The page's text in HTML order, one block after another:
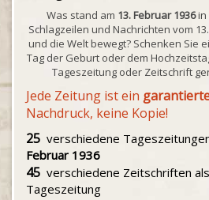
Was stand am 13. Februar 1936in
Schlagzeilen und Nachrichten vom
und die Welt bewegt? Schenken Sie
Tag der Geburt oder dem
Tageszeitung oder Zeitschrift
Jede Zeitung ist ein
Nachdruck, keine Kopie!
25 verschiedene
Februar 1936
45 verschiedene Zeitschriften
Tageszeitung